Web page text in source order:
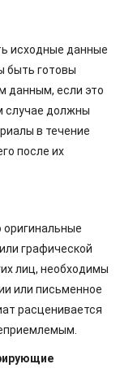
исходные данные
быть готовы
данным, если это
случае должны
в течение
после их
графической
лиц, необходимы
или письменное
расценивается